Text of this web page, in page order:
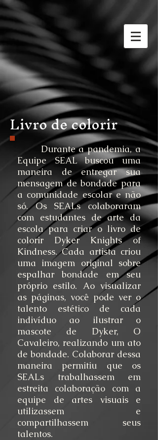
Livro de colorir
Durante a pandemia, a
Equipe SEAL buscou uma
maneira de entregar sua
mensagem de bondade para
a comunidade escolar e não
só. Os SEALs colaboraram
com estudantes de arte da
escola para criar o livro de
colorir Dyker Knights of
Kindness. Cada artista criou
uma imagem original sobre
espalhar bondade em seu
próprio estilo. Ao visualizar
as páginas, você pode ver o
talento estético de cada
indivíduo ao ilustrar o
mascote de Dyker, O
Cavaleiro, realizando um ato
de bondade. Colaborar dessa
maneira permitiu que os
SEALs trabalhassem em
estreita colaboração com a
equipe de artes visuais e
utilizassem e
compartilhassem seus
talentos.